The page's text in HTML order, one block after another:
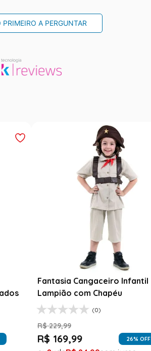
PRIMEIRO A PERGUNTAR
Fantasia Cangaceiro Infantil
Lampião com Chapéu
(0)
R$ 229,99
R$ 169,99 26% OFF